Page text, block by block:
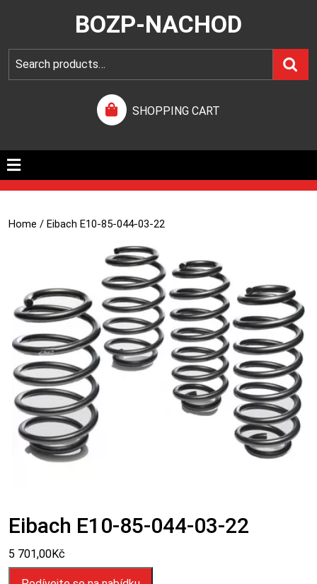
BOZP-NACHOD
SHOPPING CART
Home / Eibach E10-85-044-03-22
Eibach E10-85-044-03-22
5 701,00Kč